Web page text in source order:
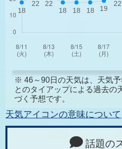
※ 46～90日の天気は、天気
とのタイアップによる過去の
づく予想です。
天気アイコンの意味について
話題の